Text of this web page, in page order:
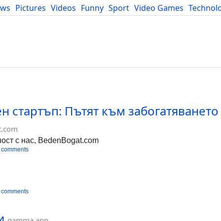
Pictures Videos Funny Sport Video Games
Developers Blog
стартъп: Пътят към забогатяването
с нас, BedenBogat.com
comments
comments